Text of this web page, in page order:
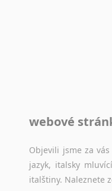
Jazykový korpus je
původního zdroje
Ostatní pomůcky
webové
Objevili jsme za
jazyk, italsky
italštiny. Naleznete